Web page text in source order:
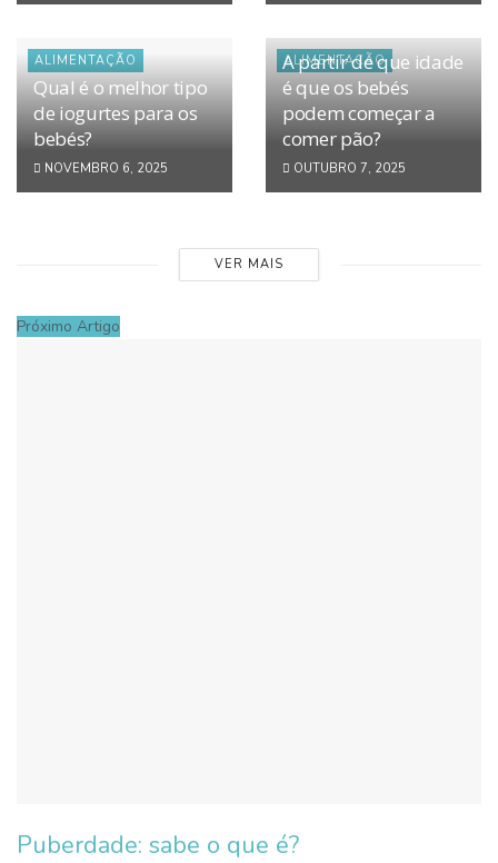
ALIMENTAÇÃO
Qual é o melhor tipo
de iogurtes para os
bebés?
NOVEMBRO 6, 2025
ALIMENTAÇÃO
A partir de que idade
é que os bebés
podem começar a
comer pão?
OUTUBRO 7, 2025
VER MAIS
Próximo Artigo
Puberdade: sabe o que é?